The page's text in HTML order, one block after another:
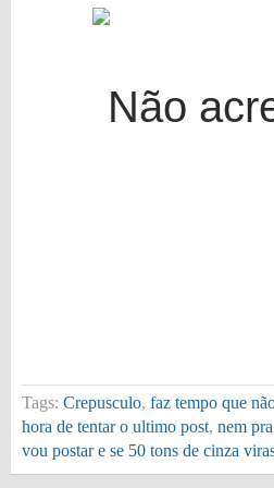
Não
Tags: Crepusculo, faz tempo que
hora de tentar o ultimo post, nem
vou postar e se 50 tons de cinza